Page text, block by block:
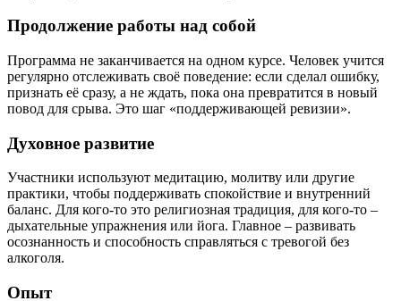
Продолжение работы над собой
Программа не заканчивается на одном курсе. Человек учится
регулярно отслеживать своё поведение: если сделал ошибку,
признать её сразу, а не ждать, пока она превратится в новый
повод для срыва. Это шаг «поддерживающей ревизии».
Духовное развитие
Участники используют медитацию, молитву или другие
практики, чтобы поддерживать спокойствие и внутренний
баланс. Для кого-то это религиозная традиция, для кого-то –
дыхательные упражнения или йога. Главное – развивать
осознанность и способность справляться с тревогой без
алкоголя.
Опыт